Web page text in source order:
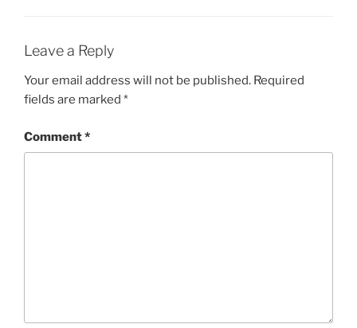
Leave a Reply
Your email address will not be published. Required
fields are marked *
Comment*